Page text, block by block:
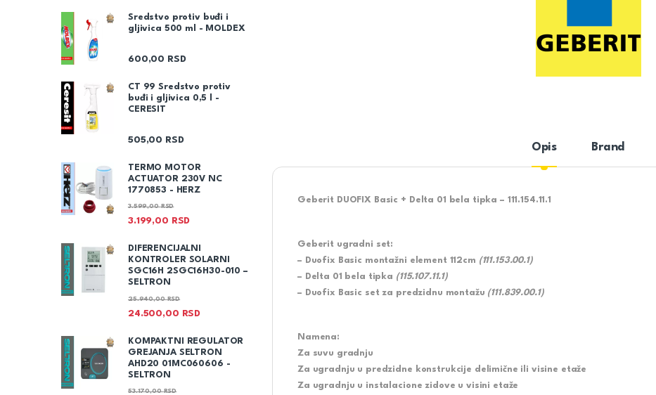
Opis Brand
Geberit DUOFIX Basic + Delta 01 bela tipka – 111.154.11.1
Geberit ugradni set:
– Duofix Basic montažni element 112cm (111.153.00.1)
– Delta 01 bela tipka (115.107.11.1)
– Duofix Basic set za predzidnu montažu (111.839.00.1)
Namena:
Za suvu gradnju
Za ugradnju u predzidne konstrukcije delimične ili visine etaže
Za ugradnju u instalacione zidove u visini etaže
Sredstvo protiv buđi i
gljivica 500 ml - MOLDEX
600,00 RSD
CT 99 Sredstvo protiv
buđi i gljivica 0,5 l -
CERESIT
505,00 RSD
TERMO MOTOR
ACTUATOR 230V NC
1770853 - HERZ
3.199,00 RSD
3.599,00RSD
DIFERENCIJALNI
KONTROLER SOLARNI
SGC16H 2SGC16H30-010 –
SELTRON
24.500,00 RSD
25.940,00RSD
KOMPAKTNI REGULATOR
GREJANJA SELTRON
AHD20 01MC060606 -
SELTRON
53.170,00RSD